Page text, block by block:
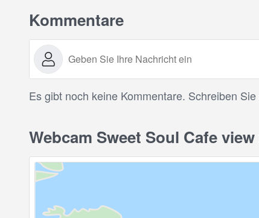
Kommentare
Es gibt noch keine Kommentare. Schreiben
Webcam Sweet Soul Cafe